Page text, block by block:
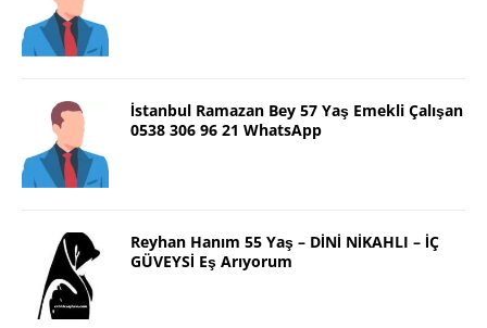
İstanbul Ramazan Bey 57 Yaş Emekli Çalışan
0538 306 96 21 WhatsApp
Reyhan Hanım 55 Yaş – DİNİ NİKAHLI – İÇ
GÜVEYSİ Eş Arıyorum